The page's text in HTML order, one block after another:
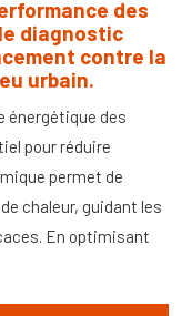
des
diagnostic
contre la
urbain.
énergétique des
pour réduire
permet de
chaleur, guidant les
En optimisant